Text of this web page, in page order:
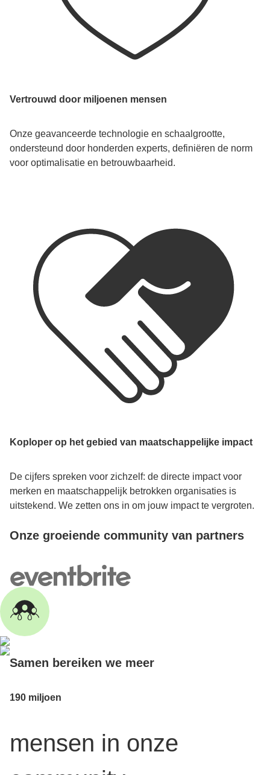
Vertrouwd door miljoenen mensen
Onze geavanceerde technologie en schaalgrootte,
ondersteund door honderden experts, definiëren de norm
voor optimalisatie en betrouwbaarheid.
Koploper op het gebied van maatschappelijke impact
De cijfers spreken voor zichzelf: de directe impact voor
merken en maatschappelijk betrokken organisaties is
uitstekend. We zetten ons in om jouw impact te vergroten.
Onze groeiende community van partners
Samen bereiken we meer
190 miljoen
mensen in onze